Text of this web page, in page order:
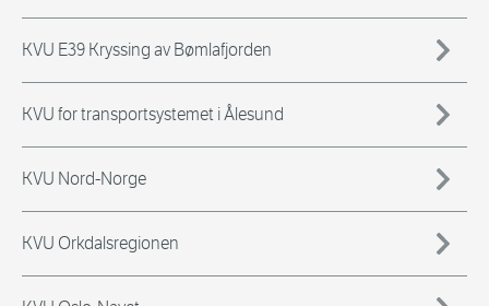
KVU E39 Kryssing av Bømlafjorden
KVU for transportsystemet i Ålesund
KVU Nord-Norge
KVU Orkdalsregionen